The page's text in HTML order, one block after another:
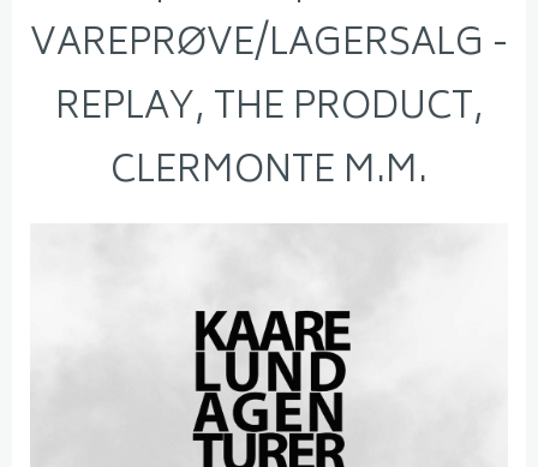
VAREPRØVE/LAGERSALG -
REPLAY, THE PRODUCT,
CLERMONTE M.M.